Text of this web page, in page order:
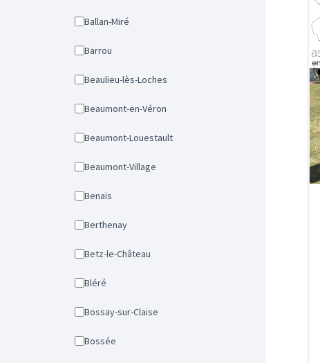
Ballan-Miré
Barrou
Beaulieu-lès-Loches
Beaumont-en-Véron
Beaumont-Louestault
Beaumont-Village
Benais
Berthenay
Betz-le-Château
Bléré
Bossay-sur-Claise
Bossée